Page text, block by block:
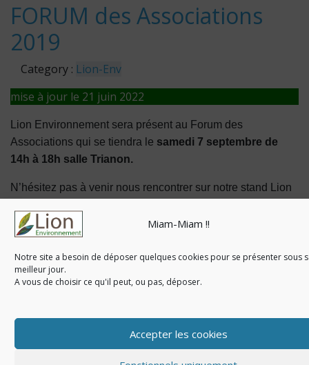
Miam-Miam !!
Notre site a besoin de déposer quelques cookies pour se présenter sous
meilleur jour.
A vous de choisir ce qu'il peut, ou pas, déposer.
Accepter les cookies
FORUM des Associations
2019
Category : Lion-Env
mise à jour le 21 juin 2022
Lion Environnement sera présent au Forum des
Associations qui se tiendra le samedi 7 septembre de
14h à 18h salle Trianon.
N’hésitez pas à venir nous rencontrer sur notre stand Lion
Environnement |Mentions légales & Politique de
confidentialité